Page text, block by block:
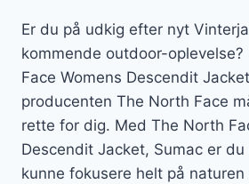
Er du på udkig efter nyt
kommende outdoor-oplevelse?
Face Womens Descendit
producenten The North Face
rette for dig. Med The North
Descendit Jacket, Sumac er
kunne fokusere helt på naturen